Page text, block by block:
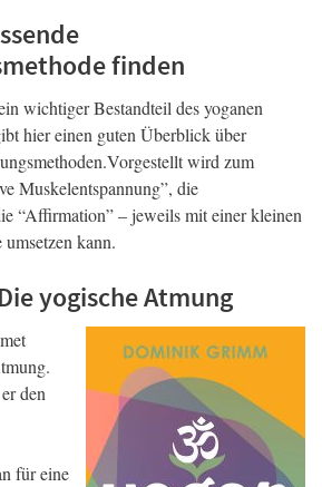
finden
wichtiger Bestandteil des yoganen
hier einen guten Überblick über
wird zum
Muskelentspannung”, die
“Affirmation” – jeweils mit einer kleinen
kann.
yogische Atmung
den
für eine